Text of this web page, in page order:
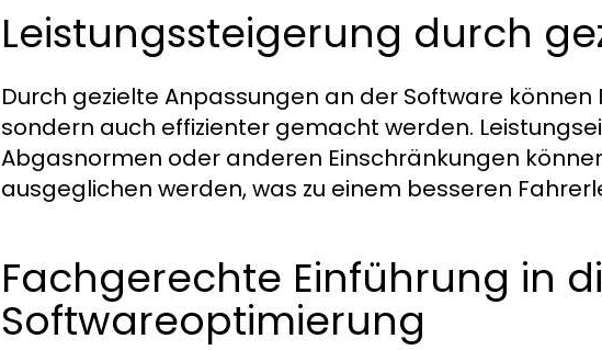
Leistungssteigerung durch
Durch gezielte Anpassungen an der Software
sondern auch effizienter gemacht werden.
Abgasnormen oder anderen Einschränkungen
ausgeglichen werden, was zu einem besseren
Fachgerechte Einführung in
Softwareoptimierung